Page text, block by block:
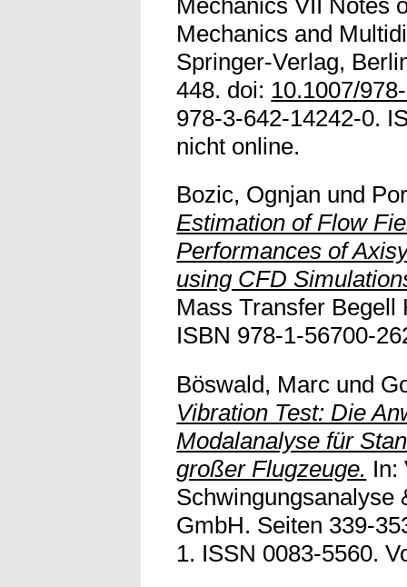
Mechanics and
Springer-Verlag,
448. doi: 10.1007/
978-3-642-14242-0.
nicht online.
Bozic, Ognjan und
Estimation of Flow
Performances of
using CFD
Mass Transfer Begell
ISBN 978-1-56700-
Böswald, Marc und
Vibration Test: Die
Modalanalyse für
großer Flugzeuge. In:
Schwingungsanalyse
GmbH. Seiten 339-
1. ISSN 0083-5560.